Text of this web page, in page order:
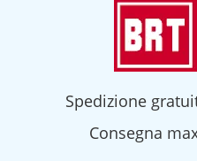
Spedizione
Consegna